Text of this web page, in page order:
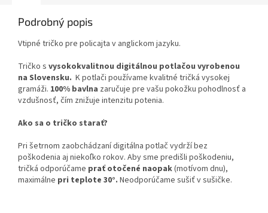
Podrobný popis
Vtipné tričko pre policajta v anglickom jazyku.
Tričko s vysokokvalitnou digitálnou potlačou vyrobenou
na Slovensku. K potlači používame kvalitné tričká vysokej
gramáži. 100% bavlna zaručuje pre vašu pokožku pohodlnosť a
vzdušnosť, čím znižuje intenzitu potenia.
Ako sa o tričko starať?
Pri šetrnom zaobchádzaní digitálna potlač vydrží bez
poškodenia aj niekoľko rokov. Aby sme predišli poškodeniu,
tričká odporúčame prať otočené naopak(motívom dnu),
maximálne pri teplote 30°. Neodporúčame sušiť v sušičke.